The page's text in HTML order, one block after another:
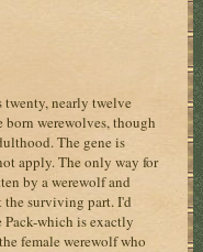
twenty, nearly twelve
born werewolves, though
The gene is
apply. The only way for
by a werewolf and
the surviving part. I'd
which is exactly
female werewolf who